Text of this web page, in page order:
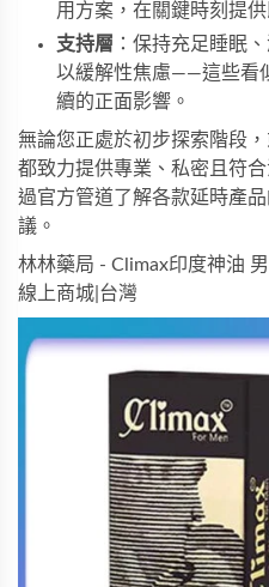
用方案，在關鍵時刻提供
支持層 ：保持充足睡眠
以緩解性焦慮——這些看
續的正面影響。
無論您正處於初步探索階段
都致力提供專業、私密且符
過官方管道了解各款延時產
議。
林林藥局 - Climax印度神油
線上商城|台灣